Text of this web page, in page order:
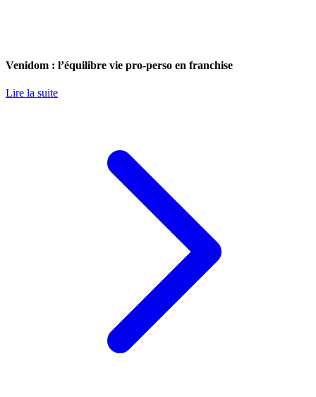
Venidom : l’équilibre vie pro-perso en franchise
Lire la suite